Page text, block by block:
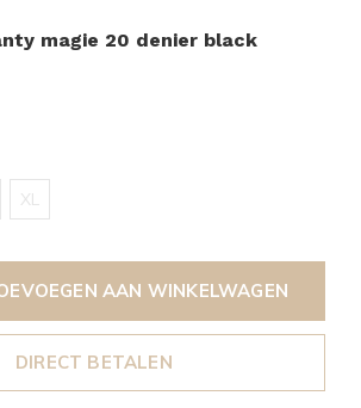
magie 20 denier black
XL
AAN WINKELWAGEN
DIRECT BETALEN